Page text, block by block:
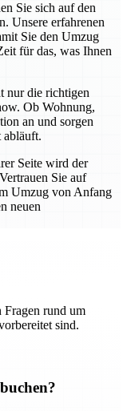
Sie sich auf den
Unsere erfahrenen
Sie den Umzug
für das, was Ihnen
nur die richtigen
Ob Wohnung,
an und sorgen
abläuft.
Seite wird der
Sie auf
Umzug von Anfang
neuen
rund um
sind.